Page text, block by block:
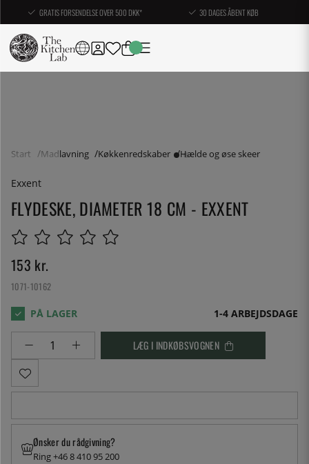
GRATIS FORSENDELSE OVER 500 DKK* 30 DAGES ÅBENT KØB
Start Madlavning Køkkenredskaber Hælde og øse skeer
Exxent
FLYDESKE, DIAMETER 18 CM - EXXENT
153 kr.
1071-10162
1-4 ARBEJDSDAGE
LÆG I INDKØBSVOGNEN
Ønsker du rådgivning?
Ring +46 8 410 95 200